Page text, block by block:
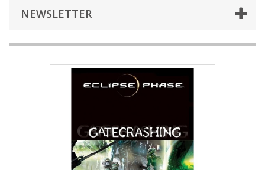
NEWSLETTER